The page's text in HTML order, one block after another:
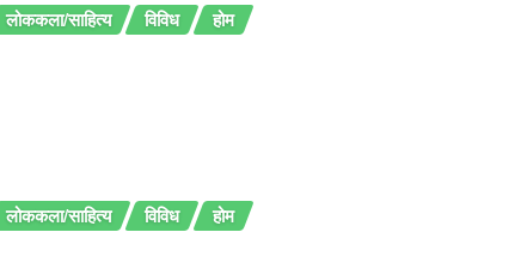
लोककला/साहित्य विविध होम
लोककला/साहित्य विविध होम